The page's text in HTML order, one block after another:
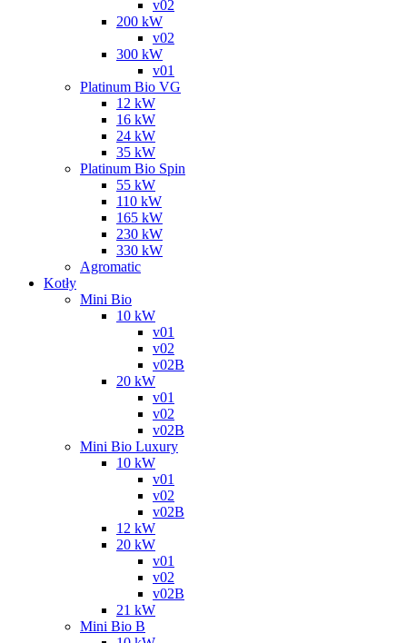
v02
200 kW
v02
300 kW
v01
Platinum Bio VG
12 kW
16 kW
24 kW
35 kW
Platinum Bio Spin
55 kW
110 kW
165 kW
230 kW
330 kW
Agromatic
Kotły
Mini Bio
10 kW
v01
v02
v02B
20 kW
v01
v02
v02B
Mini Bio Luxury
10 kW
v01
v02
v02B
12 kW
20 kW
v01
v02
v02B
21 kW
Mini Bio B